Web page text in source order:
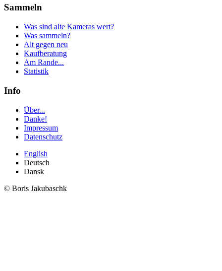
Sammeln
Was sind alte Kameras wert?
Was sammeln?
Alt gegen neu
Kaufberatung
Am Rande...
Statistik
Info
Über...
Danke!
Impressum
Datenschutz
English
Deutsch
Dansk
© Boris Jakubaschk